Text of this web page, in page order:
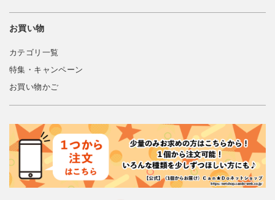
お買い物
カテゴリ一覧
特集・キャンペーン
お買い物かご